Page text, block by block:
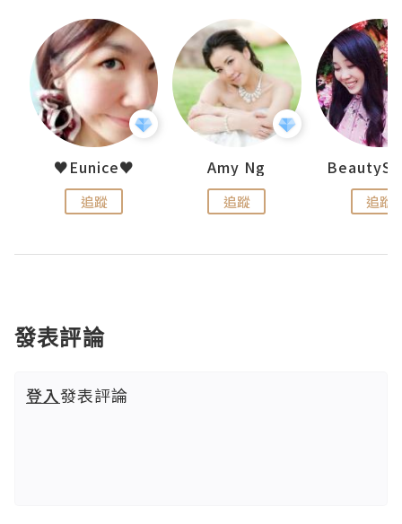
♥Eunice♥
追蹤
Amy Ng
追蹤 追蹤
發表評論
登入發表評論